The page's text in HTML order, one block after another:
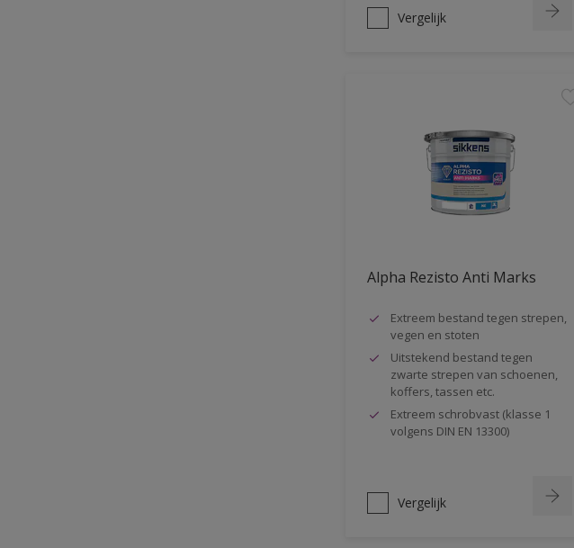
Vergelijk
Alpha Rezisto Anti Marks
Extreem bestand tegen strepen,
vegen en stoten
Uitstekend bestand tegen
zwarte strepen van schoenen,
koffers, tassen etc.
Extreem schrobvast (klasse 1
volgens DIN EN 13300)
Vergelijk